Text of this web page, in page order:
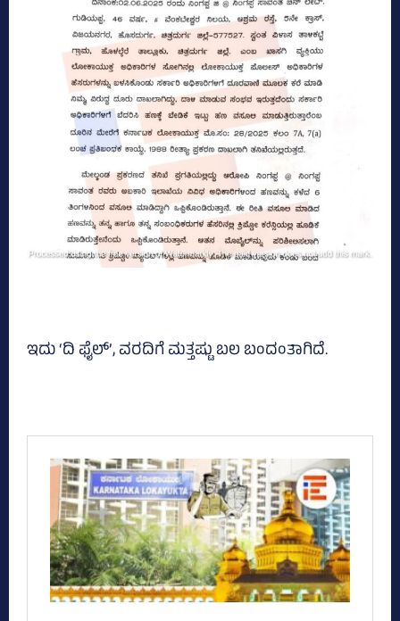
ಇದು ‘ದಿ ಫೈಲ್‌’, ವರದಿಗೆ ಮತ್ತಷ್ಟು ಬಲ ಬಂದಂತಾಗಿದೆ.